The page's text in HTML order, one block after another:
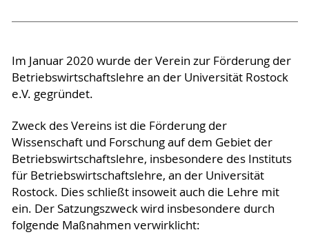
Im Januar 2020 wurde der Verein zur Förderung der
Betriebswirtschaftslehre an der Universität Rostock
e.V. gegründet.
Zweck des Vereins ist die Förderung der
Wissenschaft und Forschung auf dem Gebiet der
Betriebswirtschaftslehre, insbesondere des Instituts
für Betriebswirtschaftslehre, an der Universität
Rostock. Dies schließt insoweit auch die Lehre mit
ein. Der Satzungszweck wird insbesondere durch
folgende Maßnahmen verwirklicht: